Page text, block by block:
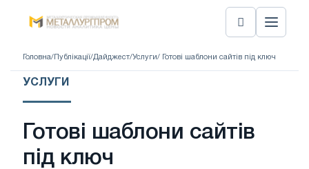
Головна/ Публікації/Дайджест/Услуги/ Готові шаблони сайтів під ключ
УСЛУГИ
Готові шаблони сайтів
під ключ